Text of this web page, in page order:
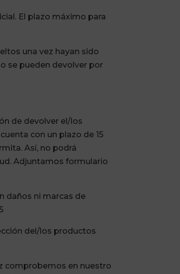
El plazo máximo para
una vez hayan sido
se pueden devolver por
de devolver el/los
con un plazo de 15
Así, no podrá
Adjuntamosformulario
daños ni marcas de
del/los productos
comprobemos en nuestro